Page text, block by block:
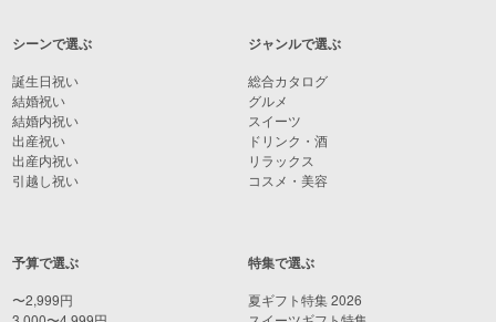
シーンで選ぶ
誕生日祝い
結婚祝い
結婚内祝い
出産祝い
出産内祝い
引越し祝い
予算で選ぶ
〜2,999円
ジャンルで選ぶ
総合カタログ
グルメ
スイーツ
ドリンク・酒
リラックス
コスメ・美容
特集で選ぶ
夏ギフト特集 2026